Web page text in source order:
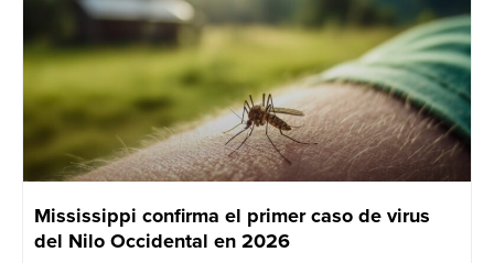
Mississippi confirma el primer caso de virus
del Nilo Occidental en 2026